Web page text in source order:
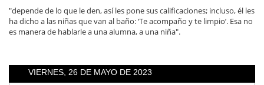
"depende de lo que le den, así les pone sus calificaciones; incluso, él les
ha dicho a las niñas que van al baño: ‘Te acompaño y te limpio’. Esa no
es manera de hablarle a una alumna, a una niña".
VIERNES, 26 DE MAYO DE 2023